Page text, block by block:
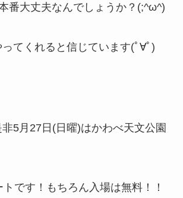
番大丈夫なんでしょうか？(;^ω^)
てくれると信じています(ﾟ∀ﾟ)
5月27日(日曜)はかわべ天文公園
です！もちろん入場は無料！！